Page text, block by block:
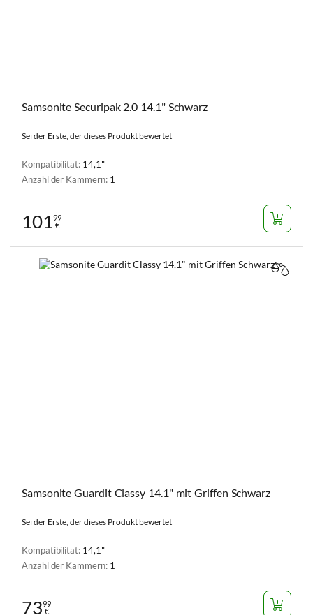
Samsonite Securipak 2.0 14.1" Schwarz
Sei der Erste, der dieses Produkt bewertet
Kompatibilität: 14,1"
Anzahl der Kammern: 1
10199
€
Samsonite Guardit Classy 14.1" mit Griffen Schwarz
Sei der Erste, der dieses Produkt bewertet
Kompatibilität: 14,1"
Anzahl der Kammern: 1
7399
€